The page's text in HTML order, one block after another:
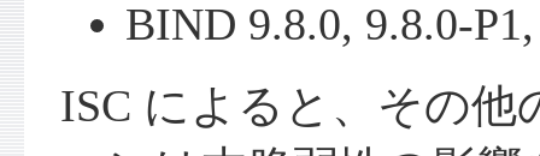
BIND 9.8.0, 9.8.0-
ISC によると、その他